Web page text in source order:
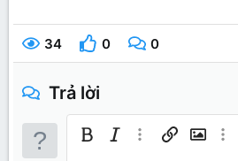
34 0 0
Trả lời
Bold In nghiêng
Thêm tùy chọn…
Chèn liên kết
Chèn